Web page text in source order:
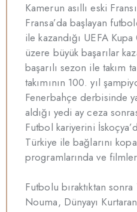
Kamerun asıllı eski
Fransa’da başlayan
ile kazandığı UEFA
üzere büyük başarılar
başarılı sezon ile takım
takımının 100. yıl
Fenerbahçe derbisinde
aldığı yedi ay ceza
Futbol kariyerini
Türkiye ile bağlarını
programlarında ve
Futbolu bıraktıktan
Nouma, Dünyayı